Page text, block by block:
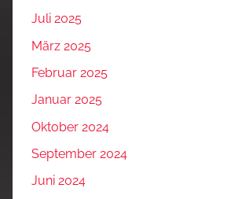
Juli 2025
März 2025
Februar 2025
Januar 2025
Oktober 2024
September 2024
Juni 2024